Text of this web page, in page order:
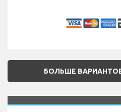
БОЛЬШЕ